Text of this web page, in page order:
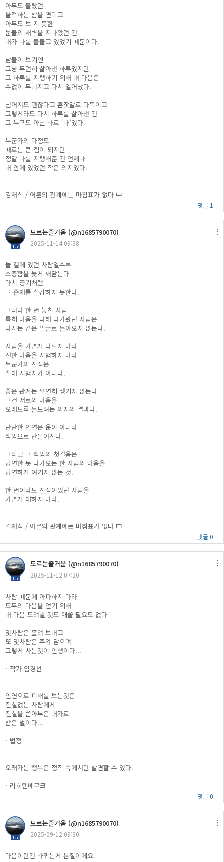
아무도 몰랐던
울컥하는 밤을 견디고
아무도 보 지 못한
눈물의 새벽을 지나왔던 건
내가 나를 붙들고 있었기 때문이다.
남들이 보기엔
그냥 무던히 살아낸 하루였지만
그 하루를 지탱하기 위해 내 마음은
수없이 무너지고 다시 일어났다.
넘어져도 괜찮다고 혼잣말로 다독이고
그렇게라도 다시 하루를 살아낸 건
그 누구도 아닌 바로 ‘나’였다.
누군가의 다정도
때로는 큰 힘이 되지만
정말 나를 지탱해준 건 언제나
내 안에 있었던 작은 의지였다.
김재식 / 어른의 관계에는 마침표가 없다 中
댓글 1
15
모르는즐거움 (@n1685790070)
2025-11-14 09:38
늘 곁에 있던 사람일수록
소중함을 늦게 깨닫는다
마치 공기처럼
그 존재를 실감하지 못한다.
그러나 한 번 놓친 사람
특히 마음을 다해 다가왔던 사람은
다시는 같은 얼굴로 돌아오지 않는다.
사람을 가볍게 다루지 마라
선한 마음을 시험하지 마라
누군가의 진심은
절대 시험지가 아니다.
좋은 관계는 우연히 생기지 않는다
그건 서로의 마음을
오래도록 돌보려는 의지의 결과다.
단단한 인연은 운이 아니라
책임으로 만들어진다.
그리고 그 책임의 첫걸음은
당연한 듯 다가오는 한 사람의 마음을
당연하게 여기지 않는 것.
한 번이라도 진심이었던 사람을
가볍게 대하지 마라.
김재식 / 어른의 관계에는 마침표가 없다 中
댓글 0
15
모르는즐거움 (@n1685790070)
2025-11-12 07:20
사람 때문에 아파하지 마라
모두의 마음을 얻기 위해
내 마음 도려낼 것도 애쓸 필요도 없다
몇사람은 흘려 보내고
또 몇사람은 주워 담으며
그렇게 사는것이 인생이다...
- 작가 임경선
인연으로 피해를 보는것은
진실없는 사람에게
진실을 쏟아부은 대가로
받은 벌이다...
- 법정
오래가는 행복은 정직 속에서만 발견할 수 있다.
- 리히텐베르크
댓글 0
15
모르는즐거움 (@n1685790070)
2025-09-12 09:30
마음이란건 바뀌는게 본질이에요.